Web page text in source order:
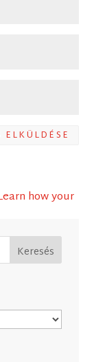
how your